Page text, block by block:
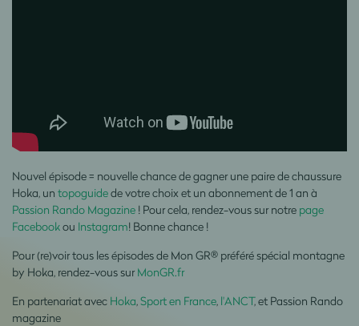
Nouvel épisode = nouvelle chance de gagner une paire de chaussure
Hoka, un topoguidede votre choix et un abonnement de 1 an à
Passion Rando Magazine ! Pour cela, rendez-vous sur notre page
Facebookou Instagram! Bonne chance !
Pour (re)voir tous les épisodes de Mon GR® préféré spécial montagne
by Hoka, rendez-vous sur MonGR.fr
En partenariat avec Hoka,Sport en France, l'ANCT, et Passion Rando
magazine